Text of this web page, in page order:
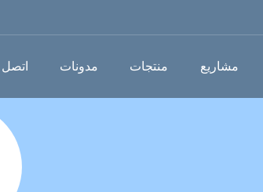
مشاريع منتجات مدونات اتصل